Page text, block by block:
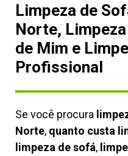
Limpeza de
Norte,
de Mim e
Profissional
Se você procura
Norte, quanto custa
limpeza de sofá,